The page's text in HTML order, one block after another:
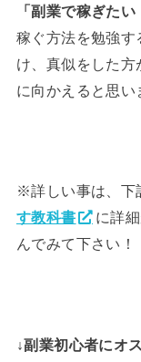
「副業で稼ぎたい
稼ぐ方法を勉強す
け、真似をした方
に向かえると思い
※詳しい事は、下
す教科書
に詳
んでみて下さい！
↓副業初心者にオ